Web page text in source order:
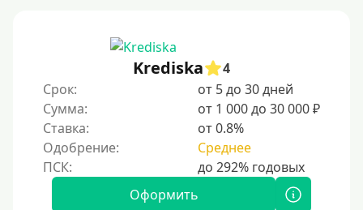
Krediska
4
Срок:
от 5 до 30 дней
Сумма:
от 1 000 до 30 000 ₽
Ставка:
от 0.8%
Одобрение:
Среднее
Оформить